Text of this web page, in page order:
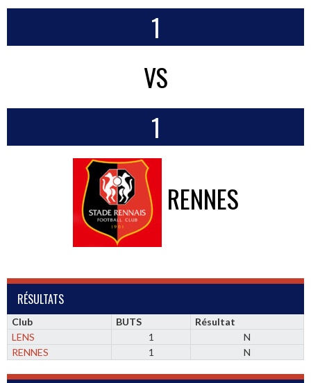
1
VS
1
RENNES
RÉSULTATS
Club BUTS
Résultat
LENS
1
N
RENNES
1 N